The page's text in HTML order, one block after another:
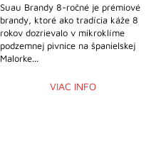
Suau Brandy 8-ročné je prémiové
brandy, ktoré ako tradícia káže 8
rokov dozrievalo v mikroklíme
podzemnej pivnice na španielskej
Malorke...
VIAC INFO